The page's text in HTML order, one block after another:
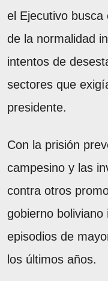
el Ejecutivo busca
de la normalidad
intentos de
sectores que
presidente.
Con la prisión
campesino y las
contra otros
gobierno
episodios de
los últimos años.